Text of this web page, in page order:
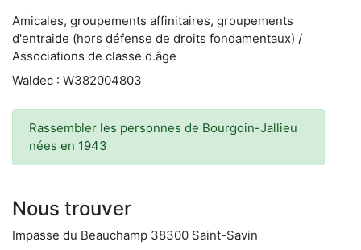
Amicales, groupements affinitaires, groupements
d'entraide (hors défense de droits fondamentaux) /
Associations de classe d.âge
Waldec : W382004803
Rassembler les personnes de Bourgoin-Jallieu
nées en 1943
Nous trouver
Impasse du Beauchamp 38300 Saint-Savin